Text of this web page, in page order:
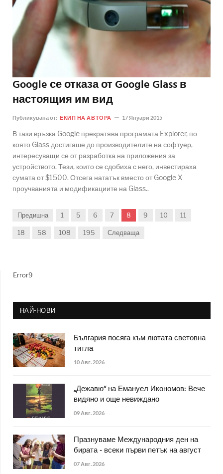
Google се отказа от Google Glass в
настоящия им вид
Публикувана от: ЕКИП НА АВТОРА 17 Януари 2015
В тази връзка Google прекратява програмата Explorer, по
която Glass достигаше до производителите на софтуер,
интересуващи се от разработка на приложения за
устройството. Тези, които се сдобиха с него, инвестираха
сумата от $1500. Отсега нататък вместо от Google X
проучванията и модификациите на Glass..
Предишна 1 5 6 7 8 9 10 11
18 58 108 195 Следваща
Error9
НАЙ-НОВИ
България посяга към лютата световна
титла
10 Авг. 2026
„Дежавю“ на Емануел Икономов: Вече
видяно и още невиждано
09 Авг. 2026
Празнуваме Международния ден на
бирата - всеки първи петък на август
07 Авг. 2026